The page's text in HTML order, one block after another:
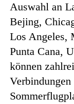
Auswahl an
Bejing,
Los Angeles,
Punta Cana,
können